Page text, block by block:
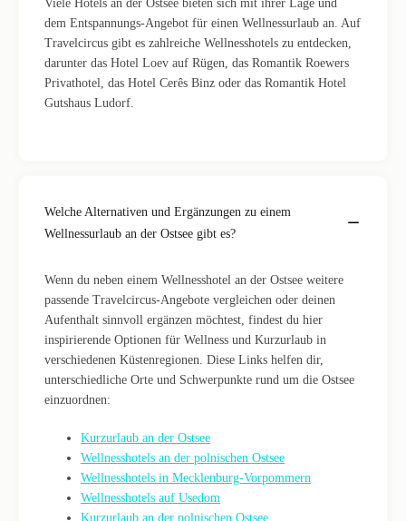
Viele Hotels an der Ostsee bieten sich mit ihrer Lage und
dem Entspannungs-Angebot für einen Wellnessurlaub an. Auf
Travelcircus gibt es zahlreiche Wellnesshotels zu entdecken,
darunter das Hotel Loev auf Rügen, das Romantik Roewers
Privathotel, das Hotel Cerês Binz oder das Romantik Hotel
Gutshaus Ludorf.
Welche Alternativen und Ergänzungen zu einem
Wellnessurlaub an der Ostsee gibt es?
Wenn du neben einem Wellnesshotel an der Ostsee weitere
passende Travelcircus-Angebote vergleichen oder deinen
Aufenthalt sinnvoll ergänzen möchtest, findest du hier
inspirierende Optionen für Wellness und Kurzurlaub in
verschiedenen Küstenregionen. Diese Links helfen dir,
unterschiedliche Orte und Schwerpunkte rund um die Ostsee
einzuordnen:
Kurzurlaub an der Ostsee
Wellnesshotels an der polnischen Ostsee
Wellnesshotels in Mecklenburg-Vorpommern
Wellnesshotels auf Usedom
Kurzurlaub an der polnischen Ostsee